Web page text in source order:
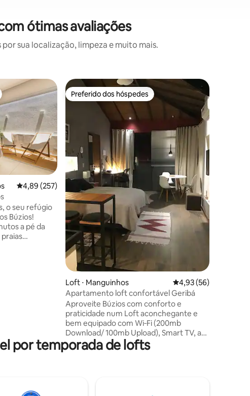
ótimas avaliações
sua localização, limpeza e muito mais.
4,89 de uma avaliação média de 5, 257 avaliações
4,89 (257)
o seu refúgio
Búzios!
a pé da
Preferido dos hóspedes
Preferido dos hóspedes
Loft ⋅ Manguinhos 4,93 de uma
4,93 (56)
Apartamento loft confortável Geribá
Aproveite Búzios com conforto e
praticidade num Loft aconchegante e
bem equipado com Wi‑Fi (200mb
Download/ 100mb Upload), Smart TV, ar
condicionado, ventilador, sanduicheira,
geladeira, secador de cabelo, ferro de
por temporada de lofts